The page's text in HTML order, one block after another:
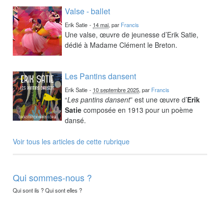
Valse - ballet
Erik Satie - 14 mai, par Francis
Une valse, œuvre de jeunesse d’Erik Satie,
dédié à Madame Clément le Breton.
Les Pantins dansent
Erik Satie - 10 septembre 2025, par Francis
“Les pantins dansent” est une œuvre d’Erik
Satie composée en 1913 pour un poème
dansé.
Voir tous les articles de cette rubrique
Qui sommes-nous ?
Qui sont ils ? Qui sont elles ?